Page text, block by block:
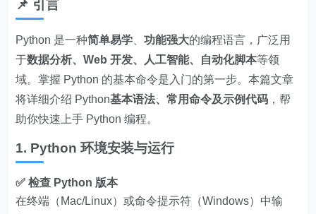
📌 引言
Python 是一种简单易学 、功能强大的编程语言，广泛用
于数据分析、Web 开发、人工智能、自动化脚本等领
域。掌握 Python 的基本命令是入门的第一步。本篇文章
将详细介绍 Python基本语法、常用命令及示例代码 ，帮
助你快速上手 Python 编程。
1. Python 环境安装与运行
✅ 检查 Python 版本
在终端（Mac/Linux）或命令提示符（Windows）中输